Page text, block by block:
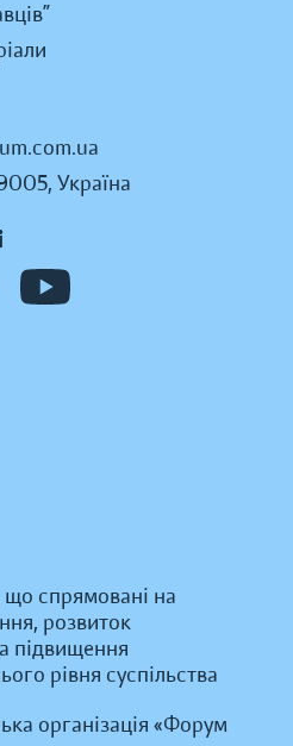
Україна
що спрямовані на
розвиток
підвищення
рівня суспільства
організація «Форум